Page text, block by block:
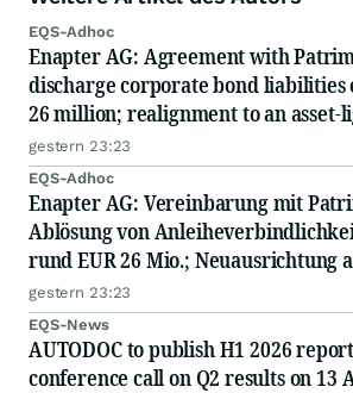
EQS-Adhoc
Enapter AG: Agreement with
discharge corporate bond liabilities
26 million; realignment to an asset-
model; capital measure planned
gestern 23:23
EQS-Adhoc
Enapter AG: Vereinbarung mit
Ablösung von
rund EUR 26 Mio.; Neuausrichtung
light-Geschäftsmodell; geplante
gestern 23:23
EQS-News
AUTODOC to publish H1 2026
conference